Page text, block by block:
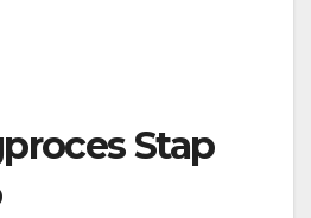
Stap